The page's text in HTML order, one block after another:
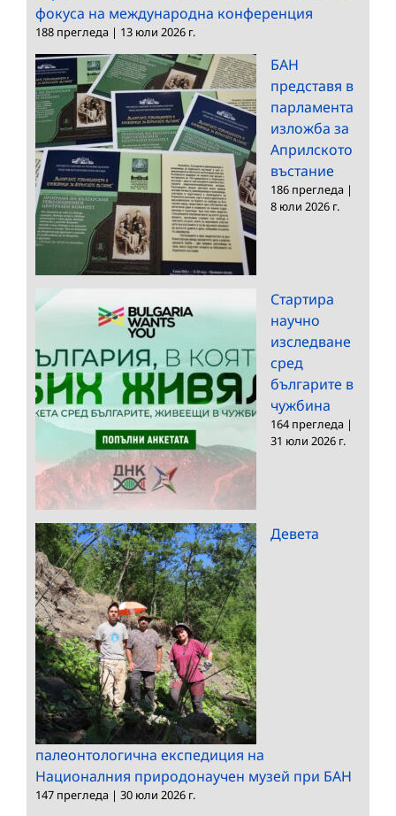
фокуса на международна конференция
188 прегледа | 13 юли 2026 г.
БАН
представя в
парламента
изложба за
Априлското
въстание
186 прегледа |
8 юли 2026 г.
Стартира
научно
изследване
сред
българите в
чужбина
164 прегледа |
31 юли 2026 г.
Девета
палеонтологична експедиция на
Националния природонаучен музей при БАН
147 прегледа | 30 юли 2026 г.